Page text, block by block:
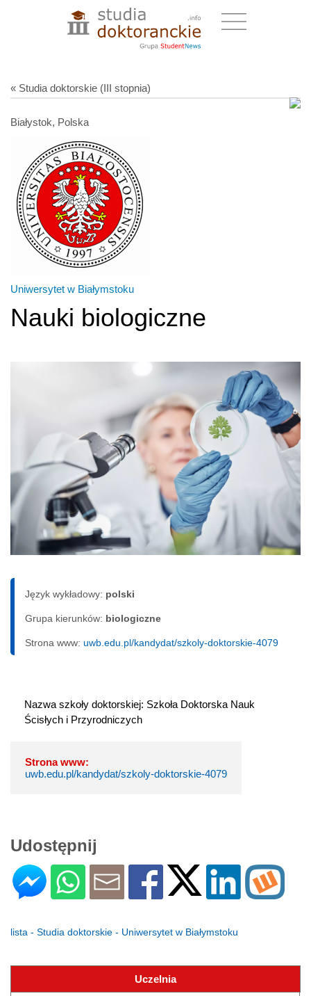
« Studia doktorskie (III stopnia)
Białystok, Polska
Uniwersytet w Białymstoku
Nauki biologiczne
Język wykładowy: polski
Grupa kierunków: biologiczne
Strona www: uwb.edu.pl/kandydat/szkoly-doktorskie-4079
Nazwa szkoły doktorskiej: Szkoła Doktorska Nauk
Ścisłych i Przyrodniczych
Strona www:
uwb.edu.pl/kandydat/szkoly-doktorskie-4079
Udostępnij
lista - Studia doktorskie - Uniwersytet w Białymstoku
Uczelnia